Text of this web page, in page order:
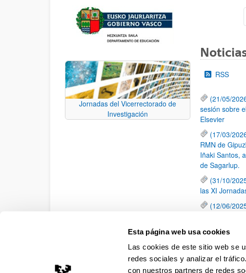
Esta página web usa cookies
Las cookies de este sitio web se
redes sociales y analizar el
con nuestros partners de redes
Jornadas del Vicerrectorado de
Investigación
RSS
(21/05/
sesión sobre
Elsevier
(17/03/
RMN de
Iñaki Santos,
de Sagarlup.
(31/10/
las XI
(12/06/
una